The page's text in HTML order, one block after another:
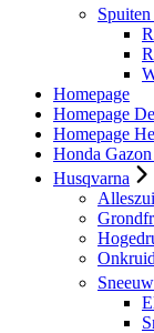
Homepage
Homepage
Homepage
Honda
Husqvarna